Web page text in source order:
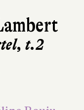
t.2